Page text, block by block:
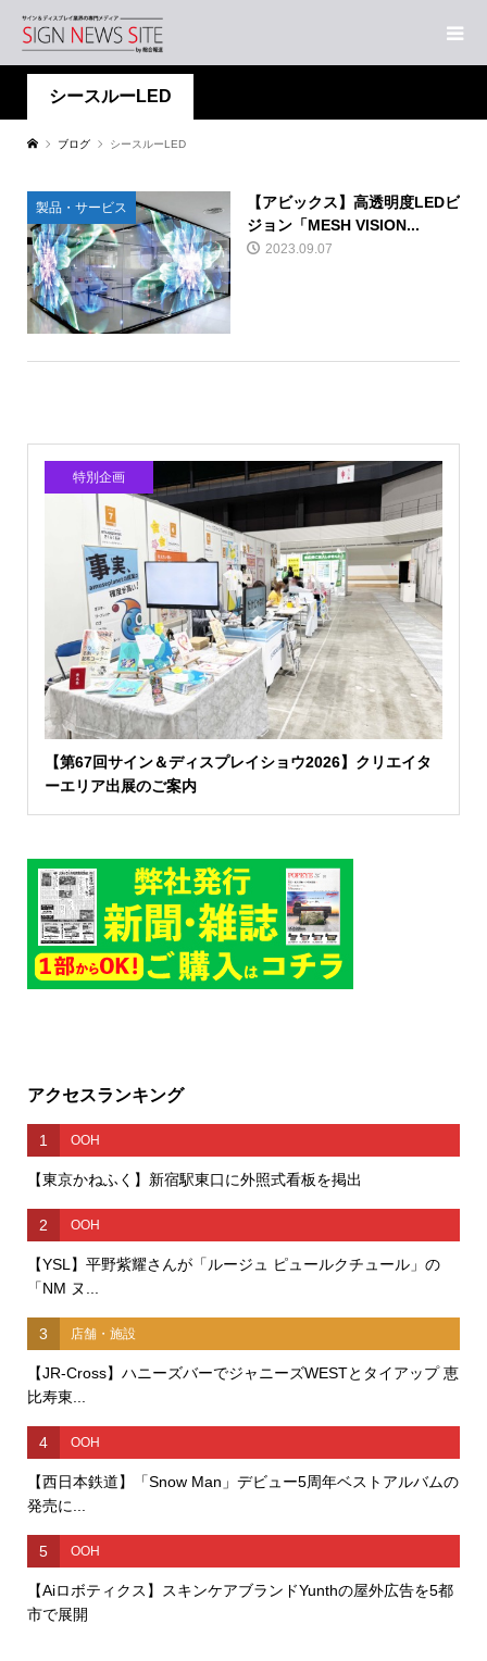
シースルーLED
ブログ シースルーLED
製品・サービス
【アビックス】高透明度LEDビ
ジョン「MESH VISION...
2023.09.07
特別企画
【第67回サイン＆ディスプレイショウ2026】クリエイタ
ーエリア出展のご案内
アクセスランキング
1 OOH
【東京かねふく】新宿駅東口に外照式看板を掲出
2 OOH
【YSL】平野紫耀さんが「ルージュ ピュールクチュール」の
「NM ヌ...
3 店舗・施設
【JR-Cross】ハニーズバーでジャニーズWESTとタイアップ 恵
比寿東...
4 OOH
【西日本鉄道】「Snow Man」デビュー5周年ベストアルバムの
発売に...
5 OOH
【Aiロボティクス】スキンケアブランドYunthの屋外広告を5都
市で展開